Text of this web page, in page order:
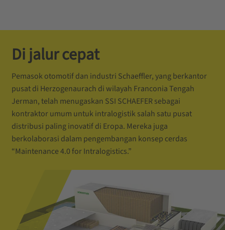
Di jalur cepat
Pemasok otomotif dan industri Schaeffler, yang berkantor
pusat di Herzogenaurach di wilayah Franconia Tengah
Jerman, telah menugaskan SSI SCHAEFER sebagai
kontraktor umum untuk intralogistik salah satu pusat
distribusi paling inovatif di Eropa. Mereka juga
berkolaborasi dalam pengembangan konsep cerdas
“Maintenance 4.0 for Intralogistics.”